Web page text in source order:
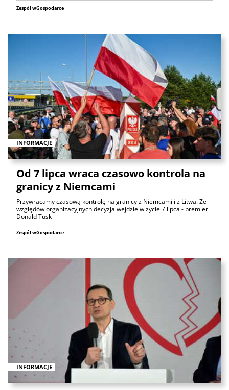
Zespół wGospodarce
INFORMACJE
Od 7 lipca wraca czasowo kontrola na
granicy z Niemcami
Przywracamy czasową kontrolę na granicy z Niemcami i z Litwą. Ze
względów organizacyjnych decyzja wejdzie w życie 7 lipca - premier
Donald Tusk
Zespół wGospodarce
INFORMACJE